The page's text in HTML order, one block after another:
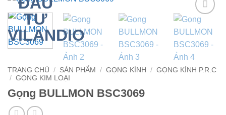
Add to
wishlist
TRANG CHỦ / SẢN PHẨM / GỌNG KÍNH / GỌNG KÍNH P.R.C
/ GỌNG KIM LOẠI
Gọng BULLMON BSC3069